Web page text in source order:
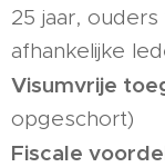
25 jaar,
afhankelijke
Visumvrije
opgeschort)
Fiscale